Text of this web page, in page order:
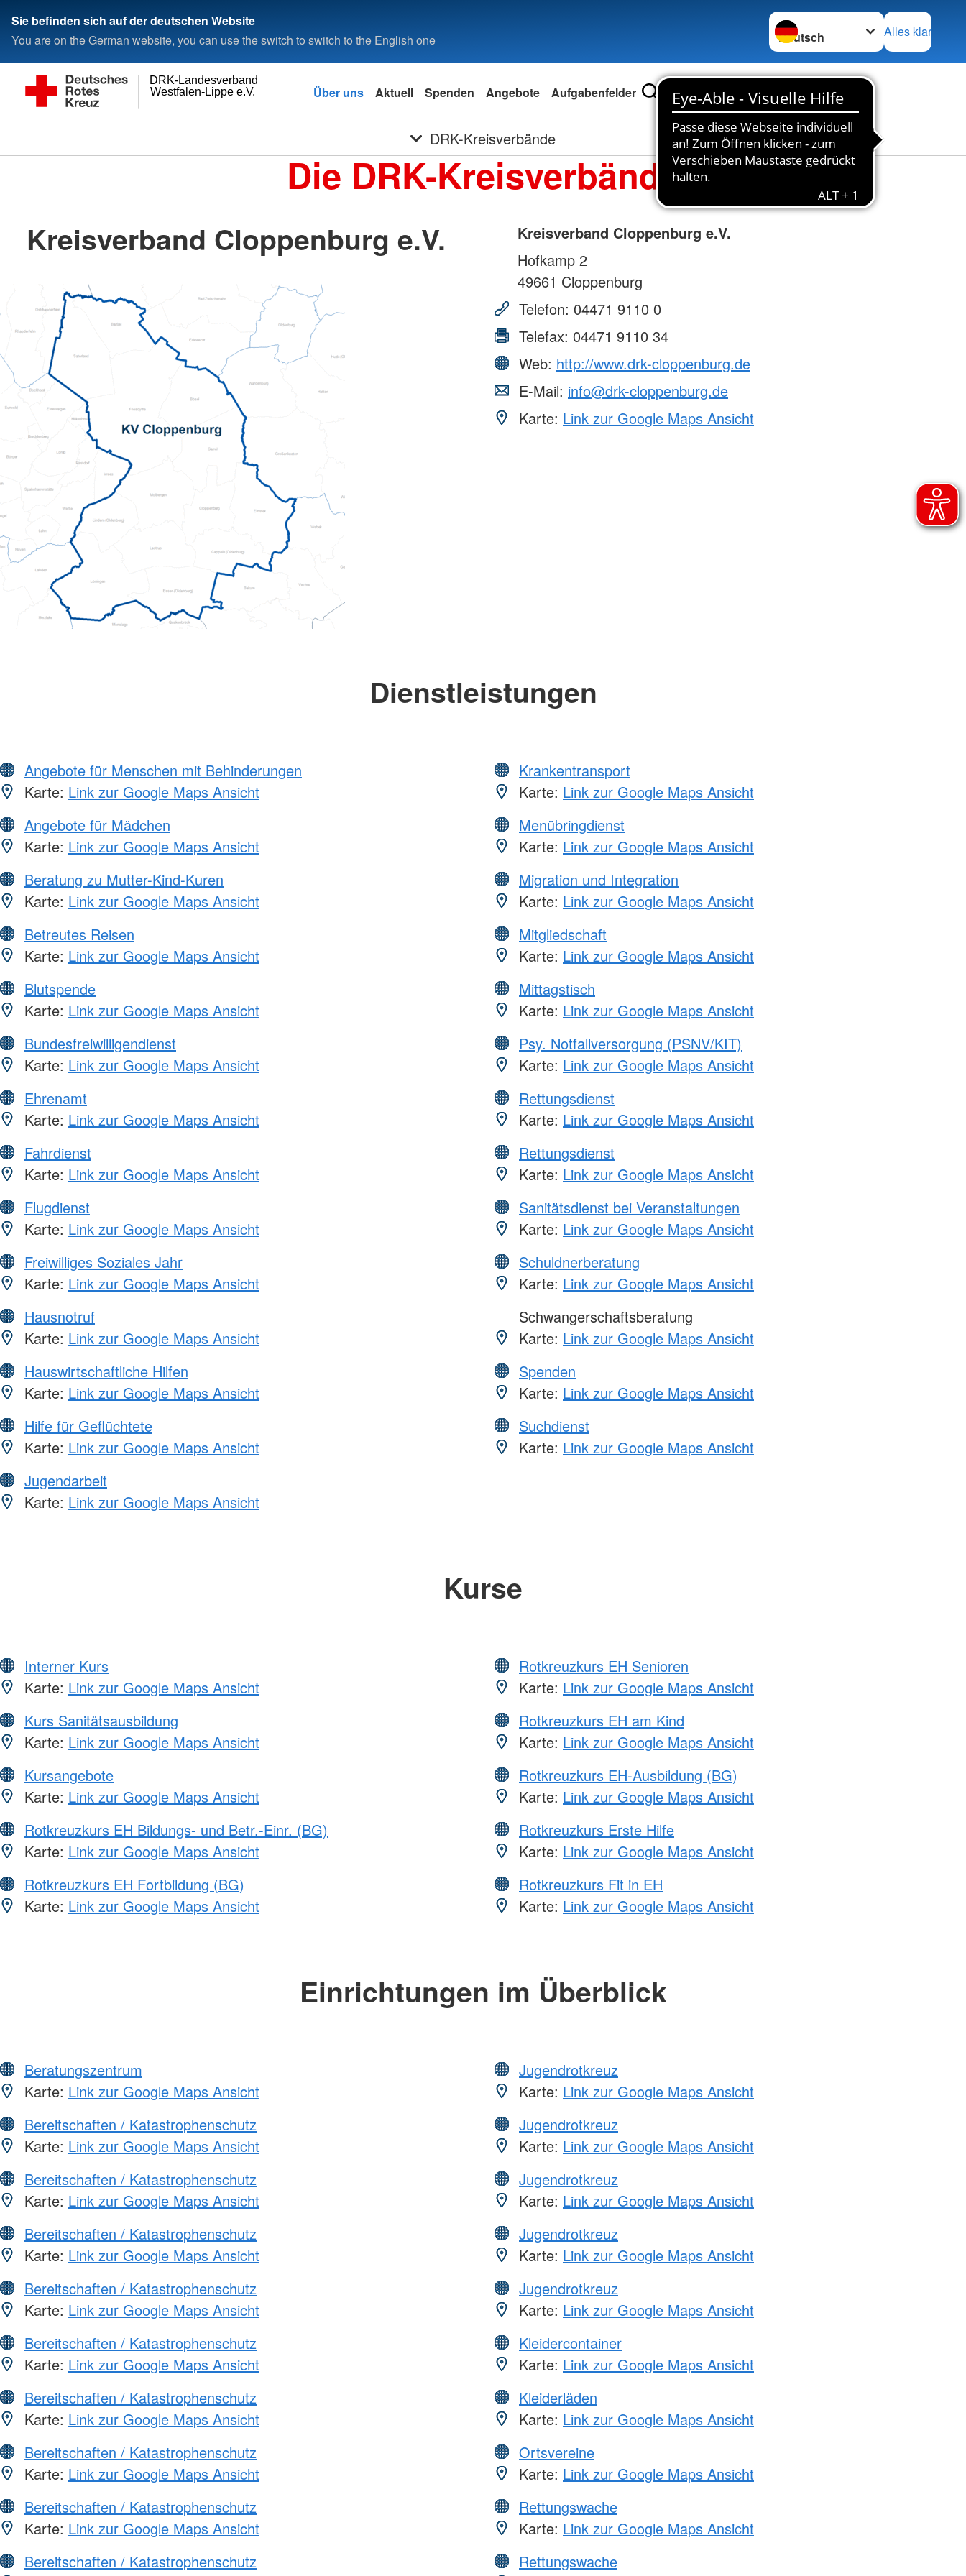
Sie befinden sich auf der deutschen Website
You are on the German website, you can use the switch to switch to the English one
Sprache wechseln zu
Alles klar
Westfalen-Lippe e.V.
DRK-Landesverband
Über uns Aktuell Spenden Angebote Aufgabenfelder
DRK-Kreisverbände
Die DRK-Kreisverbände
Kreisverband Cloppenburg e.V.
Kreisverband Cloppenburg e.V.
Hofkamp 2
49661 Cloppenburg
Telefon: 04471 9110 0
Telefax: 04471 9110 34
Web: http://www.drk-cloppenburg.de
E-Mail: info@drk-cloppenburg.de
Karte: Link zur Google Maps Ansicht
Dienstleistungen
Angebote für Menschen mit Behinderungen
Karte: Link zur Google Maps Ansicht
Angebote für Mädchen
Karte: Link zur Google Maps Ansicht
Beratung zu Mutter-Kind-Kuren
Karte: Link zur Google Maps Ansicht
Betreutes Reisen
Karte: Link zur Google Maps Ansicht
Blutspende
Karte: Link zur Google Maps Ansicht
Bundesfreiwilligendienst
Karte: Link zur Google Maps Ansicht
Ehrenamt
Karte: Link zur Google Maps Ansicht
Fahrdienst
Karte: Link zur Google Maps Ansicht
Flugdienst
Karte: Link zur Google Maps Ansicht
Freiwilliges Soziales Jahr
Karte: Link zur Google Maps Ansicht
Hausnotruf
Karte: Link zur Google Maps Ansicht
Hauswirtschaftliche Hilfen
Karte: Link zur Google Maps Ansicht
Hilfe für Geflüchtete
Karte: Link zur Google Maps Ansicht
Jugendarbeit
Karte: Link zur Google Maps Ansicht
Krankentransport
Karte: Link zur Google Maps Ansicht
Menübringdienst
Karte: Link zur Google Maps Ansicht
Migration und Integration
Karte: Link zur Google Maps Ansicht
Mitgliedschaft
Karte: Link zur Google Maps Ansicht
Mittagstisch
Karte: Link zur Google Maps Ansicht
Psy. Notfallversorgung (PSNV/KIT)
Karte: Link zur Google Maps Ansicht
Rettungsdienst
Karte: Link zur Google Maps Ansicht
Rettungsdienst
Karte: Link zur Google Maps Ansicht
Sanitätsdienst bei Veranstaltungen
Karte: Link zur Google Maps Ansicht
Schuldnerberatung
Karte: Link zur Google Maps Ansicht
Schwangerschaftsberatung
Karte: Link zur Google Maps Ansicht
Spenden
Karte: Link zur Google Maps Ansicht
Suchdienst
Karte: Link zur Google Maps Ansicht
Kurse
Interner Kurs
Karte: Link zur Google Maps Ansicht
Kurs Sanitätsausbildung
Karte: Link zur Google Maps Ansicht
Kursangebote
Karte: Link zur Google Maps Ansicht
Rotkreuzkurs EH Bildungs- und Betr.-Einr. (BG)
Karte: Link zur Google Maps Ansicht
Rotkreuzkurs EH Fortbildung (BG)
Karte: Link zur Google Maps Ansicht
Rotkreuzkurs EH Senioren
Karte: Link zur Google Maps Ansicht
Rotkreuzkurs EH am Kind
Karte: Link zur Google Maps Ansicht
Rotkreuzkurs EH-Ausbildung (BG)
Karte: Link zur Google Maps Ansicht
Rotkreuzkurs Erste Hilfe
Karte: Link zur Google Maps Ansicht
Rotkreuzkurs Fit in EH
Karte: Link zur Google Maps Ansicht
Einrichtungen im Überblick
Beratungszentrum
Karte: Link zur Google Maps Ansicht
Bereitschaften / Katastrophenschutz
Karte: Link zur Google Maps Ansicht
Bereitschaften / Katastrophenschutz
Karte: Link zur Google Maps Ansicht
Bereitschaften / Katastrophenschutz
Karte: Link zur Google Maps Ansicht
Bereitschaften / Katastrophenschutz
Karte: Link zur Google Maps Ansicht
Bereitschaften / Katastrophenschutz
Karte: Link zur Google Maps Ansicht
Bereitschaften / Katastrophenschutz
Karte: Link zur Google Maps Ansicht
Bereitschaften / Katastrophenschutz
Karte: Link zur Google Maps Ansicht
Bereitschaften / Katastrophenschutz
Karte: Link zur Google Maps Ansicht
Bereitschaften / Katastrophenschutz
Jugendrotkreuz
Karte: Link zur Google Maps Ansicht
Jugendrotkreuz
Karte: Link zur Google Maps Ansicht
Jugendrotkreuz
Karte: Link zur Google Maps Ansicht
Jugendrotkreuz
Karte: Link zur Google Maps Ansicht
Jugendrotkreuz
Karte: Link zur Google Maps Ansicht
Kleidercontainer
Karte: Link zur Google Maps Ansicht
Kleiderläden
Karte: Link zur Google Maps Ansicht
Ortsvereine
Karte: Link zur Google Maps Ansicht
Rettungswache
Karte: Link zur Google Maps Ansicht
Rettungswache